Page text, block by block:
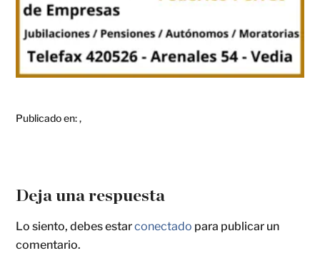
Publicado en:,
Deja una respuesta
Lo siento, debes estarconectado para publicar un
comentario.